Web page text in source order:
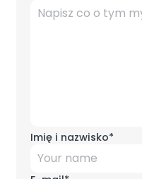
Imię i nazwisko*